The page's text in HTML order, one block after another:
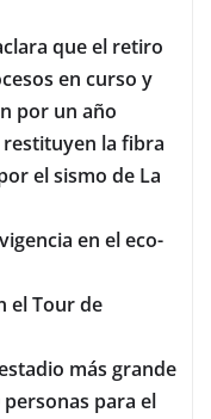
que el retiro
en curso y
por un año
restituyen la fibra
el sismo de La
en el eco-
el Tour de
más grande
para el